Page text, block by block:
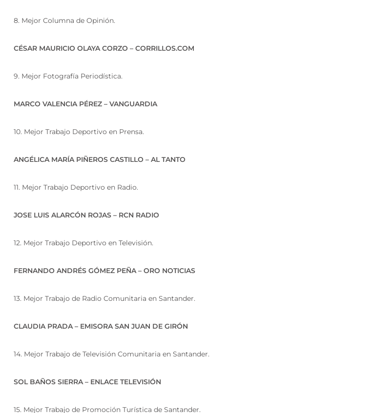
8. Mejor Columna de Opinión.
CÉSAR MAURICIO OLAYA CORZO – CORRILLOS.COM
9. Mejor Fotografía Periodística.
MARCO VALENCIA PÉREZ – VANGUARDIA
10. Mejor Trabajo Deportivo en Prensa.
ANGÉLICA MARÍA PIÑEROS CASTILLO – AL TANTO
11. Mejor Trabajo Deportivo en Radio.
JOSE LUIS ALARCÓN ROJAS – RCN RADIO
12. Mejor Trabajo Deportivo en Televisión.
FERNANDO ANDRÉS GÓMEZ PEÑA – ORO NOTICIAS
13. Mejor Trabajo de Radio Comunitaria en Santander.
CLAUDIA PRADA – EMISORA SAN JUAN DE GIRÓN
14. Mejor Trabajo de Televisión Comunitaria en Santander.
SOL BAÑOS SIERRA – ENLACE TELEVISIÓN
15. Mejor Trabajo de Promoción Turística de Santander.